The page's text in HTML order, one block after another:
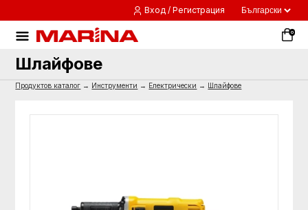
Вход / Регистрация
0
Шлайфове
Продуктов каталог → Инструменти → Електрически → Шлайфове